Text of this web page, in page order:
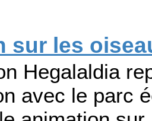
sur les
Hegalaldia
avec le parc